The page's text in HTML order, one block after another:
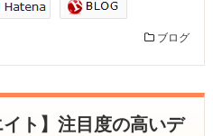
ブログ
ト】注目度の高いデ